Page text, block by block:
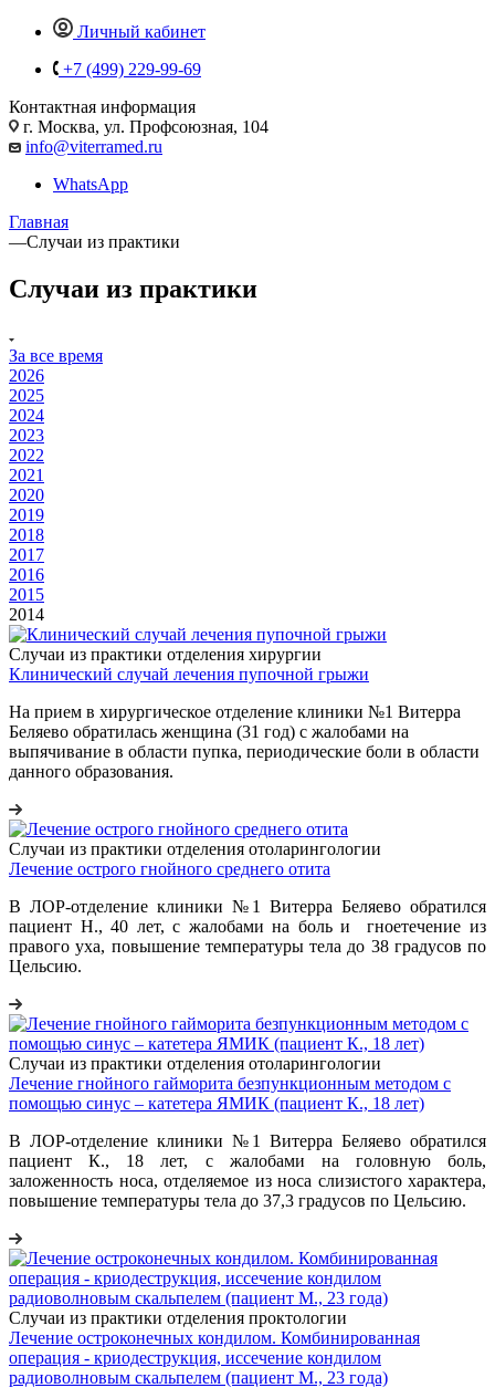
Личный кабинет
+7 (499) 229-99-69
Контактная информация
г. Москва, ул. Профсоюзная, 104
info@viterramed.ru
WhatsApp
Главная
—Случаи из практики
Случаи из практики
За все время
2026
2025
2024
2023
2022
2021
2020
2019
2018
2017
2016
2015
2014
Случаи из практики отделения хирургии
Клинический случай лечения пупочной грыжи
На прием в хирургическое отделение клиники №1 Витерра
Беляево обратилась женщина (31 год) с жалобами на
выпячивание в области пупка, периодические боли в области
данного образования.
Случаи из практики отделения отоларингологии
Лечение острого гнойного среднего отита
В ЛОР-отделение клиники №1 Витерра Беляево обратился
пациент Н., 40 лет, с жалобами на боль и гноетечение из
правого уха, повышение температуры тела до 38 градусов по
Цельсию.
Случаи из практики отделения отоларингологии
Лечение гнойного гайморита безпункционным методом с
помощью синус – катетера ЯМИК (пациент К., 18 лет)
В ЛОР-отделение клиники №1 Витерра Беляево обратился
пациент К., 18 лет, с жалобами на головную боль,
заложенность носа, отделяемое из носа слизистого характера,
повышение температуры тела до 37,3 градусов по Цельсию.
Случаи из практики отделения проктологии
Лечение остроконечных кондилом. Комбинированная
операция - криодеструкция, иссечение кондилом
радиоволновым скальпелем (пациент М., 23 года)